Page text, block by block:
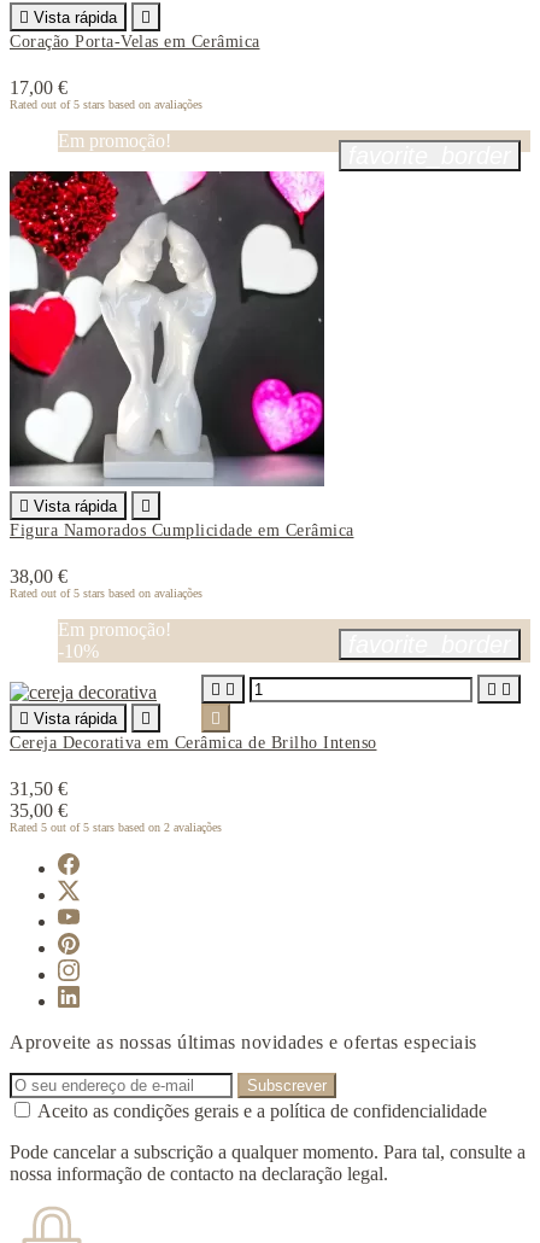
 Vista rápida

Coração Porta-Velas em Cerâmica
17,00 €
Rated out of 5 stars based on avaliações
Em promoção!
 Vista rápida

Figura Namorados Cumplicidade em Cerâmica
38,00 €
Rated out of 5 stars based on avaliações
Em promoção!
-10%
 Vista rápida

Cereja Decorativa em Cerâmica de Brilho Intenso
31,50 €
35,00 €
Rated 5 out of 5 stars based on 2 avaliações
   

Aproveite as nossas últimas novidades e ofertas especiais
Aceito as condições gerais e a política de confidencialidade
Pode cancelar a subscrição a qualquer momento. Para tal, consulte a
nossa informação de contacto na declaração legal.